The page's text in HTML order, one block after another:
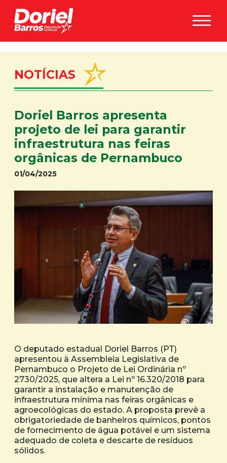
NOTÍCIAS
Doriel Barros apresenta
projeto de lei para garantir
infraestrutura nas feiras
orgânicas de Pernambuco
01/04/2025
O deputado estadual Doriel Barros (PT)
apresentou à Assembleia Legislativa de
Pernambuco o Projeto de Lei Ordinária nº
2730/2025, que altera a Lei nº 16.320/2018 para
garantir a instalação e manutenção de
infraestrutura mínima nas feiras orgânicas e
agroecológicas do estado. A proposta prevê a
obrigatoriedade de banheiros químicos, pontos
de fornecimento de água potável e um sistema
adequado de coleta e descarte de resíduos
sólidos.